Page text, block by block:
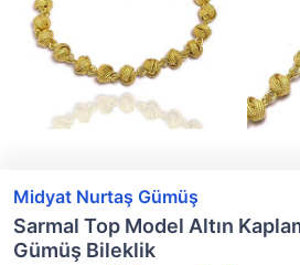
Midyat Nurtaş Gümüş
Sarmal Top Model Altın
Gümüş Bileklik